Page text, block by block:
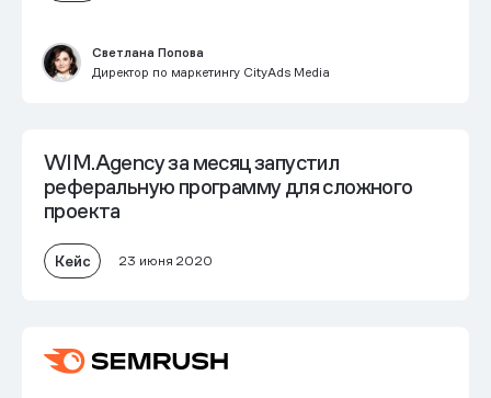
Светлана Попова
Директор по маркетингу CityAds Media
WIM.Agency за месяц запустил
реферальную программу для сложного
проекта
Кейс 23 июня 2020